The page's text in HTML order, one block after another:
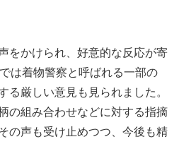
をかけられ、好意的な反応が寄
は着物警察と呼ばれる一部の
る厳しい意見も見られました。
の組み合わせなどに対する指摘
の声も受け止めつつ、今後も精